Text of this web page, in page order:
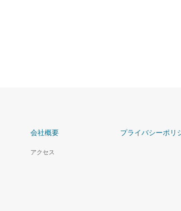
会社概要
アクセス
プライバシーポリ